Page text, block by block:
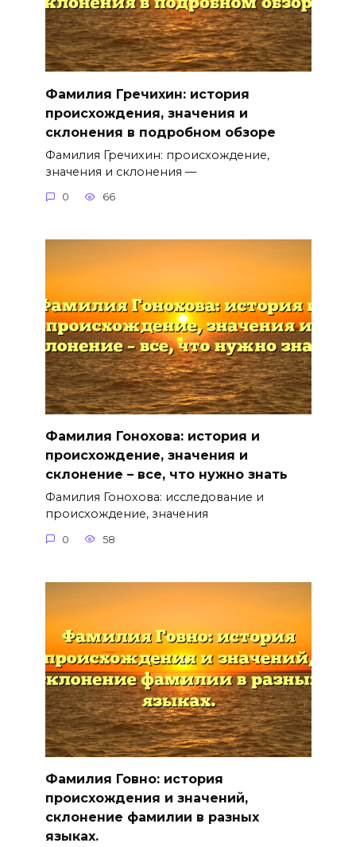
Фамилия Гречихин: история
происхождения, значения и
склонения в подробном обзоре
Фамилия Гречихин: происхождение,
значения и склонения —
0 66
Фамилия Гонохова: история и
происхождение, значения и
склонение – все, что нужно знать
Фамилия Гонохова: исследование и
происхождение, значения
0 58
Фамилия Говно: история
происхождения и значений,
склонение фамилии в разных
языках.